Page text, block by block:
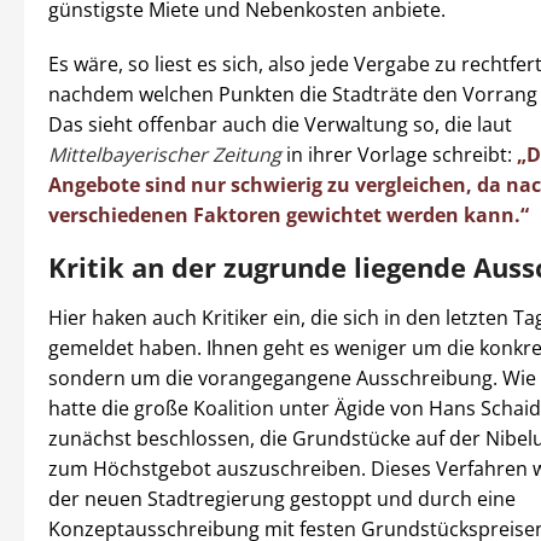
günstigste Miete und Nebenkosten anbiete.
Es wäre, so liest es sich, also jede Vergabe zu
nachdem welchen Punkten die Stadträte den
Das sieht offenbar auch die Verwaltung so, die laut
Mittelbayerischer Zeitungin ihrer Vorlage schreibt:
Angebote sind nur schwierig zu vergleichen, da
verschiedenen Faktoren gewichtet werden kann.“
Kritik an der zugrunde liegende
Hier haken auch Kritiker ein, die sich in den letzten
gemeldet haben. Ihnen geht es weniger um die
sondern um die vorangegangene Ausschreibung.
hatte die große Koalition unter Ägide von Hans
zunächst beschlossen, die Grundstücke auf der
zum Höchstgebot auszuschreiben. Dieses Verfahren
der neuen Stadtregierung gestoppt und durch eine
Konzeptausschreibung mit festen